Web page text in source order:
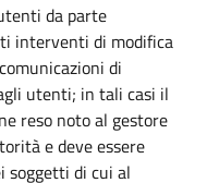
da parte
interventi di modifica
di
utenti; in tali casi il
reso noto al gestore
e deve essere
soggetti di cui al